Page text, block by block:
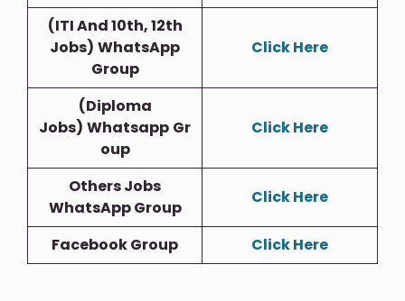
(ITI And 10th, 12th
Jobs) WhatsApp
Group
Click Here
(Diploma
Jobs) Whatsapp Gr
Oup
Click Here
Others Jobs
WhatsApp Group
Click Here
Facebook Group Click Here